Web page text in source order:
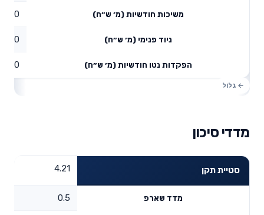
משיכות חודשיות (מ׳ ש״ח) 0
ניוד פנימי (מ׳ ש״ח) 0
הפקדות נטו חודשיות (מ׳ ש״ח) 0
מדדי סיכון
סטיית תקן 4.21
מדד שארפ 0.5